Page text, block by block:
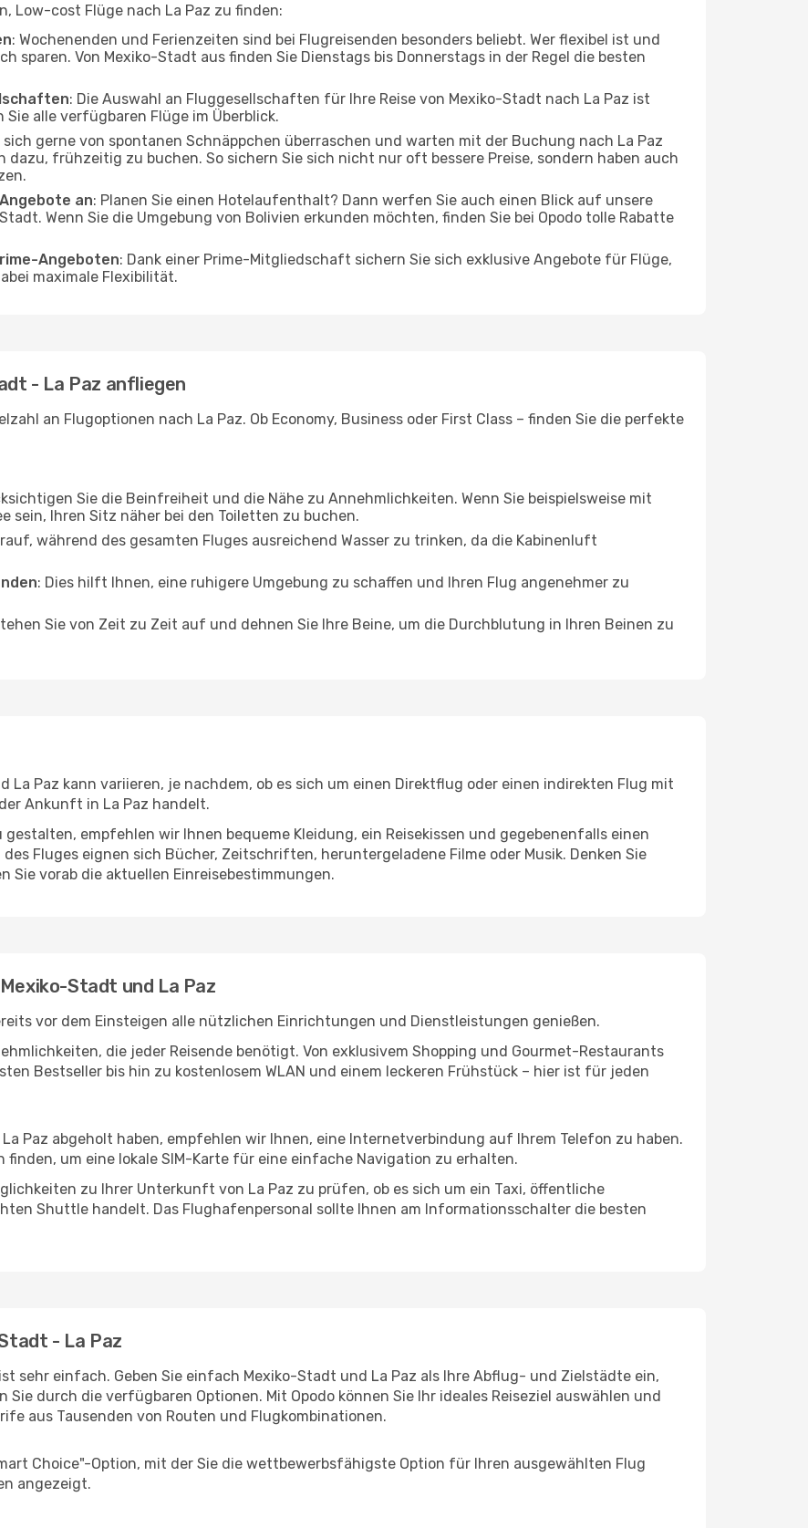
Low-cost Flüge nach La Paz zu finden:
: Wochenenden und Ferienzeiten sind bei Flugreisenden besonders beliebt. Wer flexibel ist und
sparen. Von Mexiko-Stadt aus finden Sie Dienstags bis Donnerstags in der Regel die besten
: Die Auswahl an Fluggesellschaften für Ihre Reise von Mexiko-Stadt nach La Paz ist
alle verfügbaren Flüge im Überblick.
sich gerne von spontanen Schnäppchen überraschen und warten mit der Buchung nach La Paz
dazu, frühzeitig zu buchen. So sichern Sie sich nicht nur oft bessere Preise, sondern haben auch
an: Planen Sie einen Hotelaufenthalt? Dann werfen Sie auch einen Blick auf unsere
Wenn Sie die Umgebung von Bolivien erkunden möchten, finden Sie bei Opodo tolle Rabatte
Angeboten: Dank einer Prime-Mitgliedschaft sichern Sie sich exklusive Angebote für Flüge,
maximale Flexibilität.
- La Paz anfliegen
an Flugoptionen nach La Paz. Ob Economy, Business oder First Class – finden Sie die perfekte
Sie die Beinfreiheit und die Nähe zu Annehmlichkeiten. Wenn Sie beispielsweise mit
sein, Ihren Sitz näher bei den Toiletten zu buchen.
während des gesamten Fluges ausreichend Wasser zu trinken, da die Kabinenluft
: Dies hilft Ihnen, eine ruhigere Umgebung zu schaffen und Ihren Flug angenehmer zu
Sie von Zeit zu Zeit auf und dehnen Sie Ihre Beine, um die Durchblutung in Ihren Beinen zu
La Paz kann variieren, je nachdem, ob es sich um einen Direktflug oder einen indirekten Flug mit
Ankunft in La Paz handelt.
gestalten, empfehlen wir Ihnen bequeme Kleidung, ein Reisekissen und gegebenenfalls einen
Fluges eignen sich Bücher, Zeitschriften, heruntergeladene Filme oder Musik. Denken Sie
Sie vorab die aktuellen Einreisebestimmungen.
Stadt und La Paz
vor dem Einsteigen alle nützlichen Einrichtungen und Dienstleistungen genießen.
die jeder Reisende benötigt. Von exklusivem Shopping und Gourmet-Restaurants
Bestseller bis hin zu kostenlosem WLAN und einem leckeren Frühstück – hier ist für jeden
Paz abgeholt haben, empfehlen wir Ihnen, eine Internetverbindung auf Ihrem Telefon zu haben.
finden, um eine lokale SIM-Karte für eine einfache Navigation zu erhalten.
zu Ihrer Unterkunft von La Paz zu prüfen, ob es sich um ein Taxi, öffentliche
Shuttle handelt. Das Flughafenpersonal sollte Ihnen am Informationsschalter die besten
- La Paz
sehr einfach. Geben Sie einfach Mexiko-Stadt und La Paz als Ihre Abflug- und Zielstädte ein,
Sie durch die verfügbaren Optionen. Mit Opodo können Sie Ihr ideales Reiseziel auswählen und
aus Tausenden von Routen und Flugkombinationen.
Choice"-Option, mit der Sie die wettbewerbsfähigste Option für Ihren ausgewählten Flug
angezeigt.